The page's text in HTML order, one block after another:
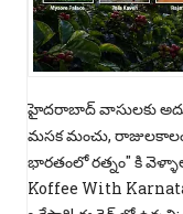
హైదరాబాద్ వాసులకు
మసక మంచు,
భారతంలో రత్నం" కి
Koffee With